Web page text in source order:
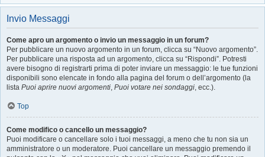
Invio Messaggi
Come apro un argomento o invio un messaggio in un forum?
Per pubblicare un nuovo argomento in un forum, clicca su “Nuovo argomento”.
Per pubblicare una risposta ad un argomento, clicca su “Rispondi”. Potresti
avere bisogno di registrarti prima di poter inviare un messaggio: le tue funzioni
disponibili sono elencate in fondo alla pagina del forum o dell’argomento (la
lista Puoi aprire nuovi argomenti, Puoi votare nei sondaggi, ecc.).
Top
Come modifico o cancello un messaggio?
Puoi modificare o cancellare solo i tuoi messaggi, a meno che tu non sia un
amministratore o un moderatore. Puoi cancellare un messaggio premendo il